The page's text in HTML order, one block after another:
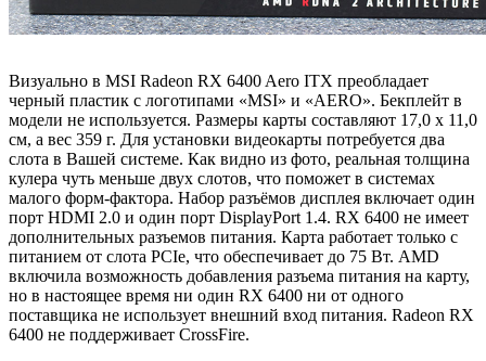
Визуально в MSI Radeon RX 6400 Aero ITX преобладает
черный пластик с логотипами «MSI» и «AERO». Бекплейт в
модели не используется. Размеры карты составляют 17,0 х 11,0
см, а вес 359 г. Для установки видеокарты потребуется два
слота в Вашей системе. Как видно из фото, реальная толщина
кулера чуть меньше двух слотов, что поможет в системах
малого форм-фактора. Набор разъёмов дисплея включает один
порт HDMI 2.0 и один порт DisplayPort 1.4. RX 6400 не имеет
дополнительных разъемов питания. Карта работает только с
питанием от слота PCIe, что обеспечивает до 75 Вт. AMD
включила возможность добавления разъема питания на карту,
но в настоящее время ни один RX 6400 ни от одного
поставщика не использует внешний вход питания. Radeon RX
6400 не поддерживает CrossFire.